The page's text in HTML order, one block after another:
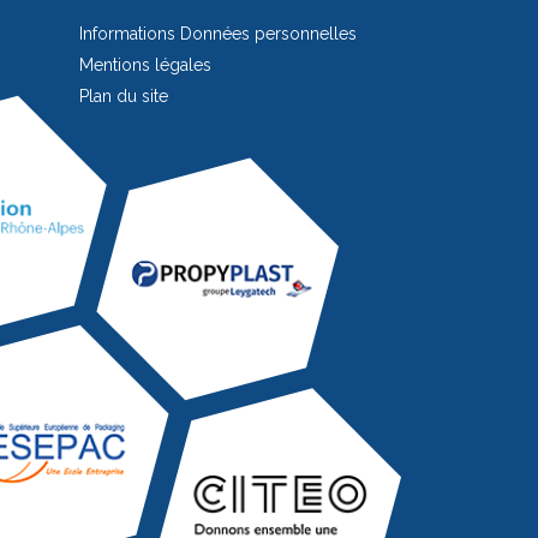
Informations Données personnelles
Mentions légales
Plan du site